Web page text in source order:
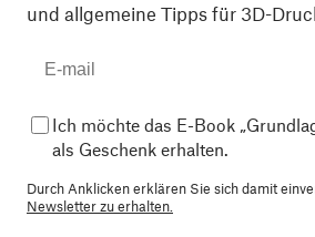
und allgemeine Tipps für 3D-
Ich möchte das E-Book
als Geschenk erhalten.
Durch Anklicken erklären Sie sich damit
Newsletter zu erhalten.